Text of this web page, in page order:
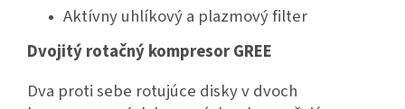
Aktívny uhlíkový a plazmový filter
Dvojitý rotačný kompresor GREE
Dva proti sebe rotujúce disky v dvoch